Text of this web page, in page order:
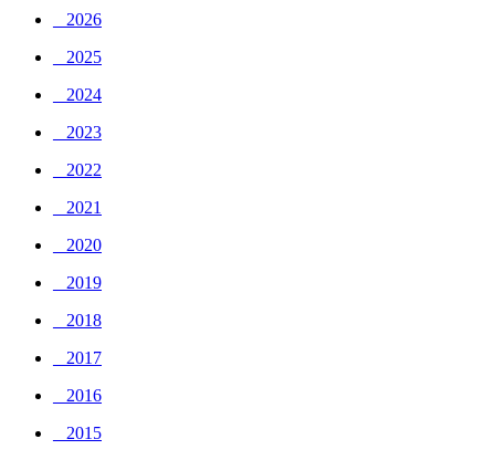
_ 2026
_ 2025
_ 2024
_ 2023
_ 2022
_ 2021
_ 2020
_ 2019
_ 2018
_ 2017
_ 2016
_ 2015